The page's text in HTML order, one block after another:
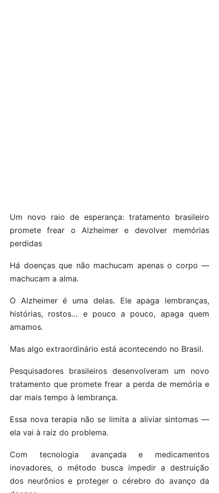
Um novo raio de esperança: tratamento brasileiro
promete frear o Alzheimer e devolver memórias
perdidas
Há doenças que não machucam apenas o corpo —
machucam a alma.
O Alzheimer é uma delas. Ele apaga lembranças,
histórias, rostos… e pouco a pouco, apaga quem
amamos.
Mas algo extraordinário está acontecendo no Brasil.
Pesquisadores brasileiros desenvolveram um novo
tratamento que promete frear a perda de memória e
dar mais tempo à lembrança.
Essa nova terapia não se limita a aliviar sintomas —
ela vai à raiz do problema.
Com tecnologia avançada e medicamentos
inovadores, o método busca impedir a destruição
dos neurônios e proteger o cérebro do avanço da